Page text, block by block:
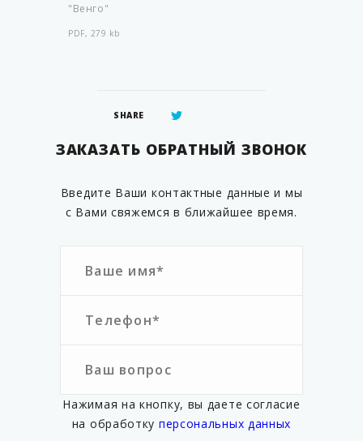
"Венго"
PDF, 279 kb
SHARE
ЗАКАЗАТЬ ОБРАТНЫЙ ЗВОНОК
Введите Ваши контактные данные и мы
с Вами свяжемся в ближайшее время.
Нажимая на кнопку, вы даете согласие
на обработку персональных данных